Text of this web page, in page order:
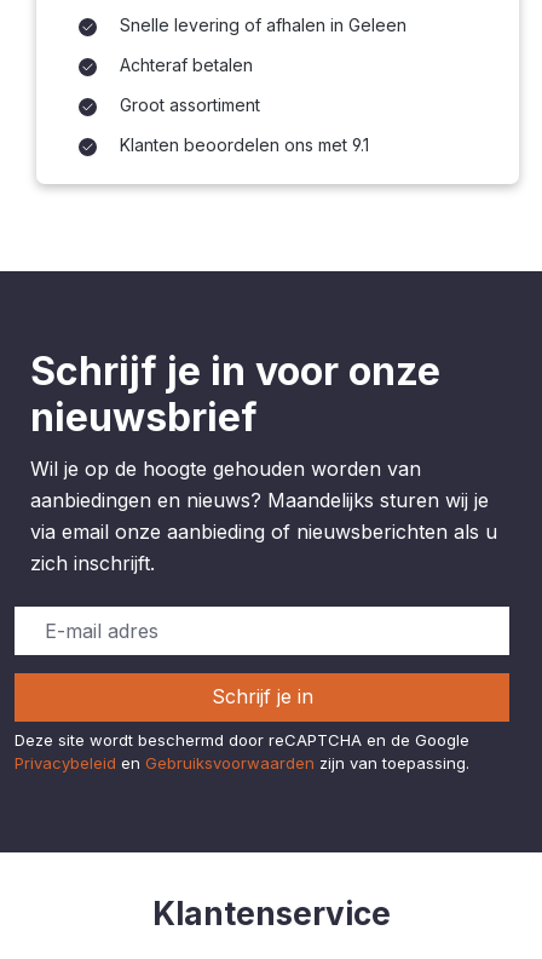
Snelle levering of afhalen in Geleen
Achteraf betalen
Groot assortiment
Klanten beoordelen ons met 9.1
Schrijf je in voor onze
nieuwsbrief
Wil je op de hoogte gehouden worden van
aanbiedingen en nieuws? Maandelijks sturen wij je
via email onze aanbieding of nieuwsberichten als u
zich inschrijft.
Schrijf je in
Deze site wordt beschermd door reCAPTCHA en de Google
Privacybeleid en Gebruiksvoorwaarden zijn van toepassing.
Klantenservice